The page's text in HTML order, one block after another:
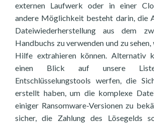
externen Laufwerk oder in einer
andere Möglichkeit besteht darin, die
Dateiwiederherstellung aus dem
Handbuchs zu verwenden und zu
Hilfe extrahieren können. Alternativ
einen Blick auf unsere Liste
Entschlüsselungstools werfen, die
erstellt haben, um die komplexe
einiger Ransomware-Versionen zu
sicher, die Zahlung des Lösegelds